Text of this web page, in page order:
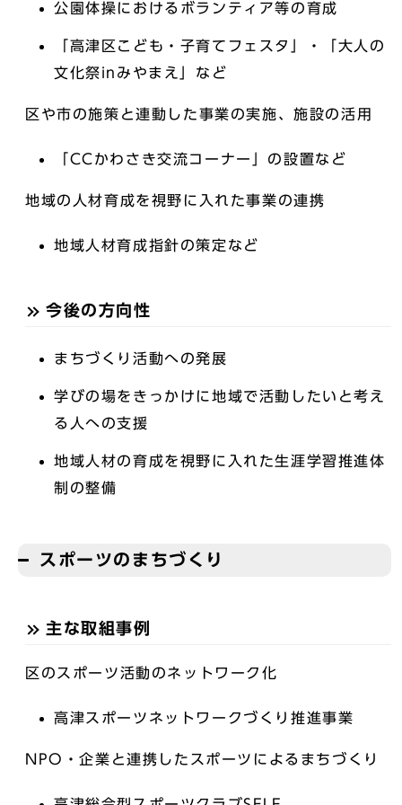
公園体操におけるボランティア等の育成
「高津区こども・子育てフェスタ」・「大人の
文化祭inみやまえ」など
区や市の施策と連動した事業の実施、施設の活用
「CCかわさき交流コーナー」の設置など
地域の人材育成を視野に入れた事業の連携
地域人材育成指針の策定など
今後の方向性
まちづくり活動への発展
学びの場をきっかけに地域で活動したいと考え
る人への支援
地域人材の育成を視野に入れた生涯学習推進体
制の整備
スポーツのまちづくり
主な取組事例
区のスポーツ活動のネットワーク化
高津スポーツネットワークづくり推進事業
NPO・企業と連携したスポーツによるまちづくり